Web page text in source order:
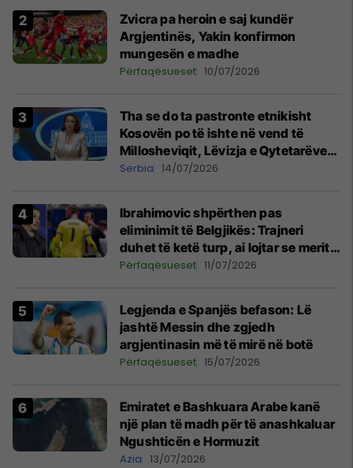
Zvicra pa heroin e saj kundër
Argjentinës, Yakin konfirmon
mungesën e madhe
Përfaqësueset 10/07/2026
Tha se do ta pastronte etnikisht
Kosovën po të ishte në vend të
Millosheviqit, Lëvizja e Qytetarëve
të Lirë në Serbi kërkon shkarkimin e
Serbia 14/07/2026
Ibrahimovic shpërthen pas
eliminimit të Belgjikës: Trajneri
duhet të ketë turp, ai lojtar se meritoi
të luante
Përfaqësueset 11/07/2026
Legjenda e Spanjës befason: Lë
jashtë Messin dhe zgjedh
argjentinasin më të mirë në botë
Përfaqësueset 15/07/2026
Emiratet e Bashkuara Arabe kanë
një plan të madh për të anashkaluar
Ngushticën e Hormuzit
Azia 13/07/2026